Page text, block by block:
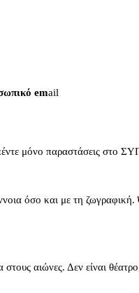
email
μόνο παραστάσεις στο
όσο και με τη ζωγραφική.
αιώνες. Δεν είναι